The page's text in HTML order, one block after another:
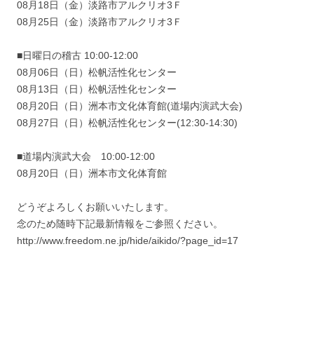
08月18日（金）淡路市アルクリオ3Ｆ
08月25日（金）淡路市アルクリオ3Ｆ
■日曜日の稽古 10:00-12:00
08月06日（日）松帆活性化センター
08月13日（日）松帆活性化センター
08月20日（日）洲本市文化体育館(道場内演武大会)
08月27日（日）松帆活性化センター(12:30-14:30)
■道場内演武大会 10:00-12:00
08月20日（日）洲本市文化体育館
どうぞよろしくお願いいたします。
念のため随時下記最新情報をご参照ください。
http://www.freedom.ne.jp/hide/aikido/?page_id=17